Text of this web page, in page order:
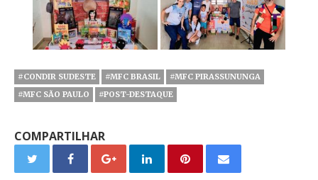
#CONDIR SUDESTE #MFC BRASIL
#MFC PIRASSUNUNGA
#MFC SÃO PAULO
#POST-DESTAQUE
COMPARTILHAR